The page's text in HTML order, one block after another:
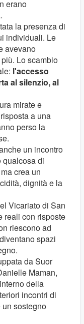
erano
la presenza di
individuali. Le
avevano
Lo scambio
l'accesso
al silenzio, al
mirate e
a una
perso la
un incontro
qualcosa di
crea un
dignità e la
Vicariato di San
reali con risposte
riescono ad
spazi
da Suor
Maman,
della
incontri di
sostegno